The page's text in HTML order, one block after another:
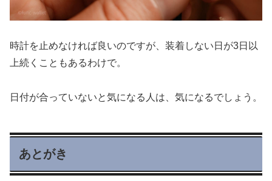
時計を止めなければ良いのですが、装着しない日が3日以
上続くこともあるわけで。
日付が合っていないと気になる人は、気になるでしょう。
あとがき